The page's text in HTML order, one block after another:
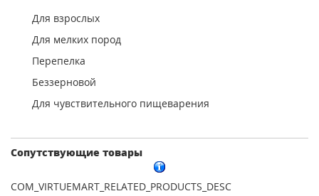
Для взрослых
Для мелких пород
Перепелка
Беззерновой
Для чувствительного пищеварения
Сопутствующие товары
COM_VIRTUEMART_RELATED_PRODUCTS_DESC